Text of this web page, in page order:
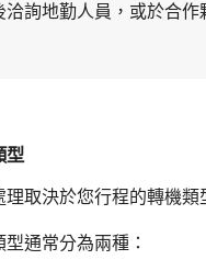
洽詢地勤人員，或於合
型
理取決於您行程的轉機類
通常分為兩種：